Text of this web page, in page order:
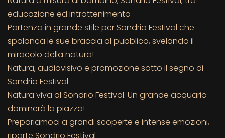
educazione ed intrattenimento
Partenza in grande stile per Sondrio Festival che
spalanca le sue braccia al pubblico, svelando il
miracolo della natura!
Natura, audiovisivo e promozione sotto il segno di
Sondrio Festival
Natura viva al Sondrio Festival. Un grande acquario
dominerà la piazza!
Prepariamoci a grandi scoperte e intense emozioni,